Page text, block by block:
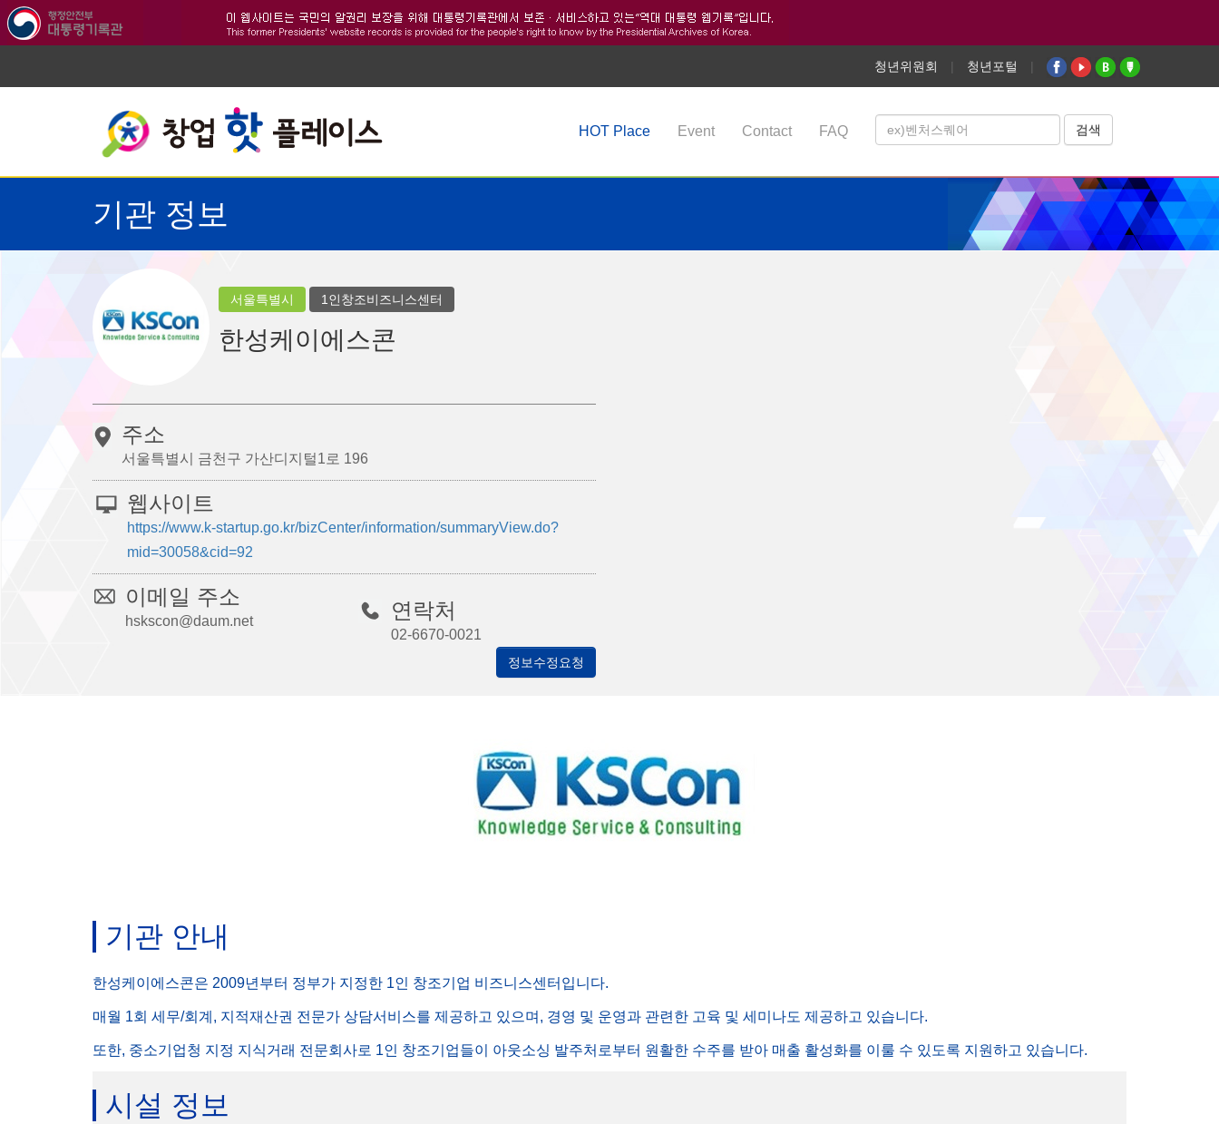
청년위원회 | 청년포털 |
HOT Place Event Contact FAQ
기관 정보
서울특별시 1인창조비즈니스센터
한성케이에스콘
주소
서울특별시 금천구 가산디지털1로 196
웹사이트
https://www.k-startup.go.kr/bizCenter/information/summaryView.do?
mid=30058&cid=92
이메일 주소
hskscon@daum.net 연락처
02-6670-0021
정보수정요청
기관 안내
한성케이에스콘은 2009년부터 정부가 지정한 1인 창조기업 비즈니스센터입니다.
매월 1회 세무/회계, 지적재산권 전문가 상담서비스를 제공하고 있으며, 경영 및 운영과 관련한 고육 및 세미나도 제공하고 있습니다.
또한, 중소기업청 지정 지식거래 전문회사로 1인 창조기업들이 아웃소싱 발주처로부터 원활한 수주를 받아 매출 활성화를 이룰 수 있도록 지원하고 있습니다.
시설 정보